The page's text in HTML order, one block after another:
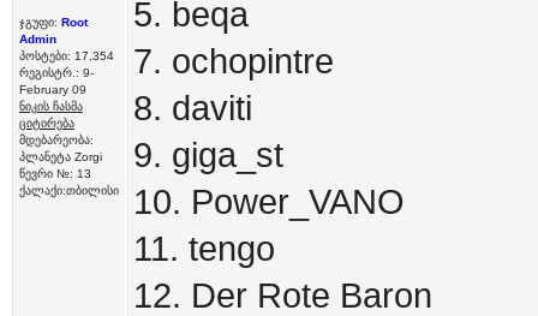
ჯგუფი: Root
Admin
პოსტები: 17,354
რეგისტრ.: 9-
February 09
ნიკის ჩასმა
ციტირება
მდებარეობა:
პლანეტა Zorgi
წევრი №: 13
ქალაქი:თბილისი
5. beqa
7. ochopintre
8. daviti
9. giga_st
10. Power_VANO
11. tengo
12. Der Rote Baron